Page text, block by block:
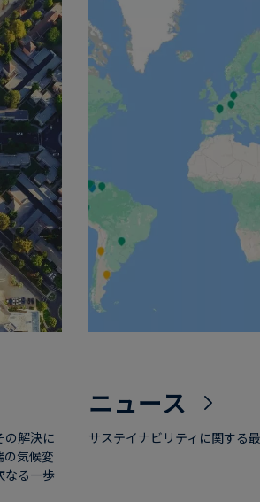
の解決に
の気候変
なる一歩
ニュース
サステイナビリティに関する
Français